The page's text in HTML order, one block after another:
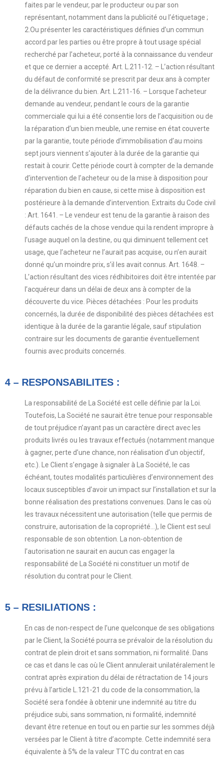
faites par le vendeur, par le producteur ou par son
représentant, notamment dans la publicité ou l’étiquetage ;
2.Ou présenter les caractéristiques définies d’un commun
accord par les parties ou être propre à tout usage spécial
recherché par l’acheteur, porté à la connaissance du vendeur
et que ce dernier a accepté. Art. L.211-12. – L’action résultant
du défaut de conformité se prescrit par deux ans à compter
de la délivrance du bien. Art. L.211-16. – Lorsque l’acheteur
demande au vendeur, pendant le cours de la garantie
commerciale qui lui a été consentie lors de l’acquisition ou de
la réparation d’un bien meuble, une remise en état couverte
par la garantie, toute période d’immobilisation d’au moins
sept jours viennent s’ajouter à la durée de la garantie qui
restait à courir. Cette période court à compter de la demande
d’intervention de l’acheteur ou de la mise à disposition pour
réparation du bien en cause, si cette mise à disposition est
postérieure à la demande d’intervention. Extraits du Code civil
: Art. 1641. – Le vendeur est tenu de la garantie à raison des
défauts cachés de la chose vendue qui la rendent impropre à
l’usage auquel on la destine, ou qui diminuent tellement cet
usage, que l’acheteur ne l’aurait pas acquise, ou n’en aurait
donné qu’un moindre prix, s’il les avait connus. Art. 1648. –
L’action résultant des vices rédhibitoires doit être intentée par
l’acquéreur dans un délai de deux ans à compter de la
découverte du vice. Pièces détachées : Pour les produits
concernés, la durée de disponibilité des pièces détachées est
identique à la durée de la garantie légale, sauf stipulation
contraire sur les documents de garantie éventuellement
fournis avec produits concernés.
4 – RESPONSABILITES :
La responsabilité de La Société est celle définie par la Loi.
Toutefois, La Société ne saurait être tenue pour responsable
de tout préjudice n’ayant pas un caractère direct avec les
produits livrés ou les travaux effectués (notamment manque
à gagner, perte d’une chance, non réalisation d’un objectif,
etc.). Le Client s’engage à signaler à La Société, le cas
échéant, toutes modalités particulières d’environnement des
locaux susceptibles d’avoir un impact sur l’installation et sur la
bonne réalisation des prestations convenues. Dans le cas où
les travaux nécessitent une autorisation (telle que permis de
construire, autorisation de la copropriété…), le Client est seul
responsable de son obtention. La non-obtention de
l’autorisation ne saurait en aucun cas engager la
responsabilité de La Société ni constituer un motif de
résolution du contrat pour le Client.
5 – RESILIATIONS :
En cas de non-respect de l’une quelconque de ses obligations
par le Client, la Société pourra se prévaloir de la résolution du
contrat de plein droit et sans sommation, ni formalité. Dans
ce cas et dans le cas où le Client annulerait unilatéralement le
contrat après expiration du délai de rétractation de 14 jours
prévu à l’article L.121-21 du code de la consommation, la
Société sera fondée à obtenir une indemnité au titre du
préjudice subi, sans sommation, ni formalité, indemnité
devant être retenue en tout ou en partie sur les sommes déjà
versées par le Client à titre d’acompte. Cette indemnité sera
équivalente à 5% de la valeur TTC du contrat en cas